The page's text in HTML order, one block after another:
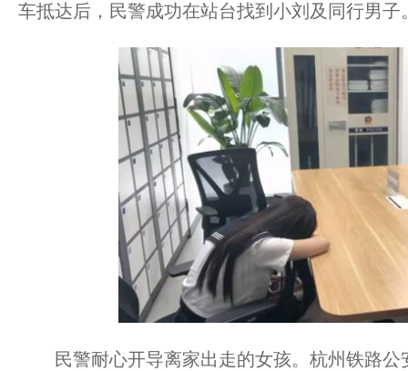
车抵达后，民警成功在站台找到小刘及同行男子
民警耐心开导离家出走的女孩。杭州铁路公